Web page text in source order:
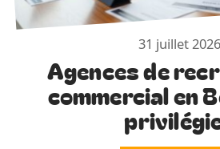
31 juillet 2026
Agences de
commercial en